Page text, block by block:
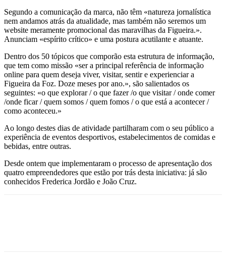
Segundo a comunicação da marca, não têm «natureza jornalística
nem andamos atrás da atualidade, mas também não seremos um
website meramente promocional das maravilhas da Figueira.».
Anunciam «espírito crítico» e uma postura acutilante e atuante.
Dentro dos 50 tópicos que comporão esta estrutura de informação,
que tem como missão «ser a principal referência de informação
online para quem deseja viver, visitar, sentir e experienciar a
Figueira da Foz. Doze meses por ano.», são salientados os
seguintes: «o que explorar / o que fazer /o que visitar / onde comer
/onde ficar / quem somos / quem fomos / o que está a acontecer /
como aconteceu.»
Ao longo destes dias de atividade partilharam com o seu público a
experiência de eventos desportivos, estabelecimentos de comidas e
bebidas, entre outras.
Desde ontem que implementaram o processo de apresentação dos
quatro empreendedores que estão por trás desta iniciativa: já são
conhecidos Frederica Jordão e João Cruz.